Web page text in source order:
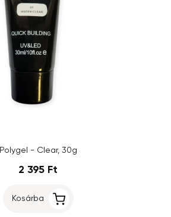
Polygel - Clear, 30g
2 395 Ft
Kosárba